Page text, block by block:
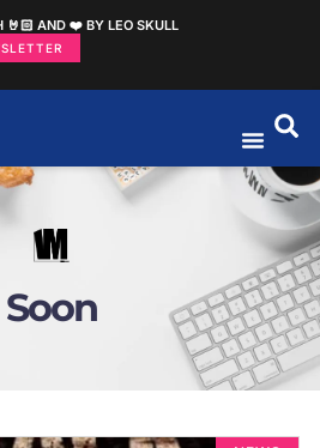
🤘🏻 AND ❤️ BY LEO SKULL
Soon